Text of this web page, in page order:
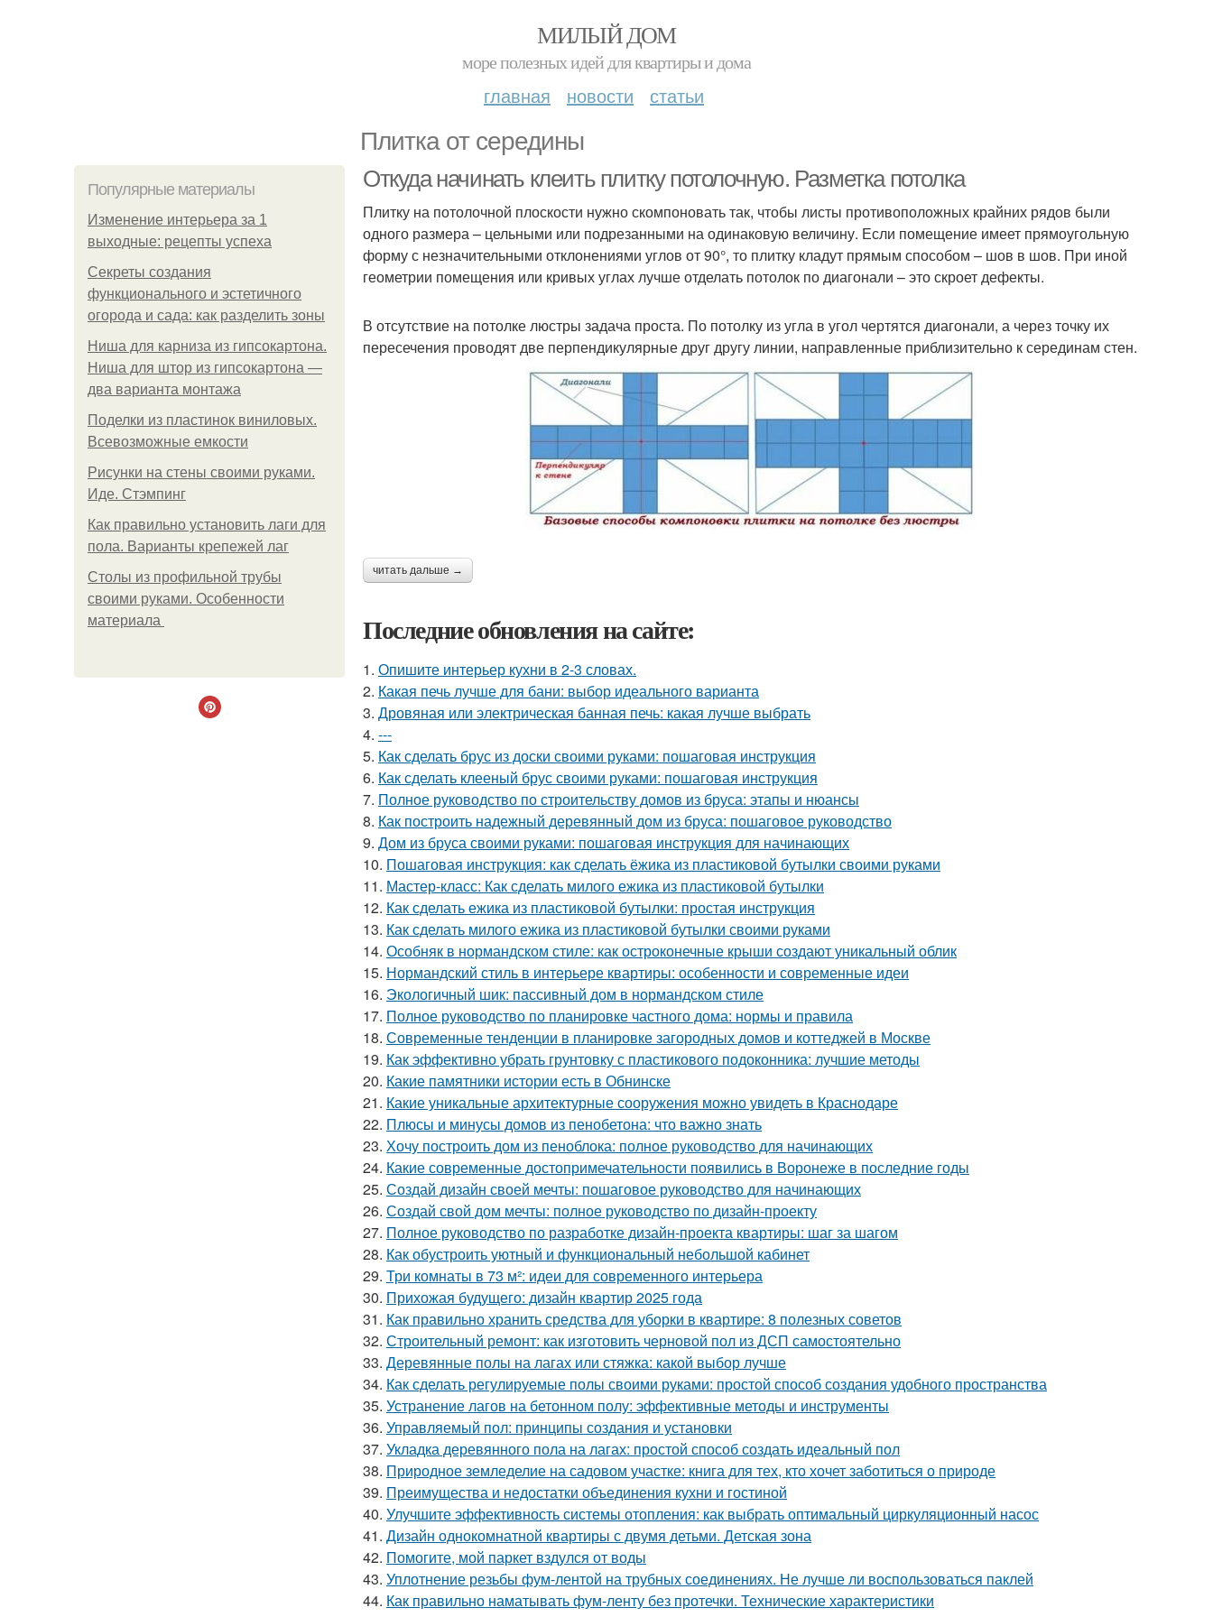
МИЛЫЙ ДОМ
море полезных идей для квартиры и дома
главная новости статьи
Плитка от середины
Популярные материалы
Изменение интерьера за 1
выходные: рецепты успеха
Секреты создания
функционального и эстетичного
огорода и сада: как разделить зоны
Ниша для карниза из гипсокартона.
Ниша для штор из гипсокартона —
два варианта монтажа
Поделки из пластинок виниловых.
Всевозможные емкости
Рисунки на стены своими руками.
Иде. Стэмпинг
Как правильно установить лаги для
пола. Варианты крепежей лаг
Столы из профильной трубы
своими руками. Особенности
материала
Откуда начинать клеить плитку потолочную. Разметка потолка
Плитку на потолочной плоскости нужно скомпоновать так, чтобы листы противоположных крайних рядов были
одного размера – цельными или подрезанными на одинаковую величину. Если помещение имеет прямоугольную
форму с незначительными отклонениями углов от 90°, то плитку кладут прямым способом – шов в шов. При иной
геометрии помещения или кривых углах лучше отделать потолок по диагонали – это скроет дефекты.
В отсутствие на потолке люстры задача проста. По потолку из угла в угол чертятся диагонали, а через точку их
пересечения проводят две перпендикулярные друг другу линии, направленные приблизительно к серединам стен.
читать дальше →
Последние обновления на сайте:
1. Опишите интерьер кухни в 2-3 словах.
2. Какая печь лучше для бани: выбор идеального варианта
3. Дровяная или электрическая банная печь: какая лучше выбрать
4. ---
5. Как сделать брус из доски своими руками: пошаговая инструкция
6. Как сделать клееный брус своими руками: пошаговая инструкция
7. Полное руководство по строительству домов из бруса: этапы и нюансы
8. Как построить надежный деревянный дом из бруса: пошаговое руководство
9. Дом из бруса своими руками: пошаговая инструкция для начинающих
10. Пошаговая инструкция: как сделать ёжика из пластиковой бутылки своими руками
11. Мастер-класс: Как сделать милого ежика из пластиковой бутылки
12. Как сделать ежика из пластиковой бутылки: простая инструкция
13. Как сделать милого ежика из пластиковой бутылки своими руками
14. Особняк в нормандском стиле: как остроконечные крыши создают уникальный облик
15. Нормандский стиль в интерьере квартиры: особенности и современные идеи
16. Экологичный шик: пассивный дом в нормандском стиле
17. Полное руководство по планировке частного дома: нормы и правила
18. Современные тенденции в планировке загородных домов и коттеджей в Москве
19. Как эффективно убрать грунтовку с пластикового подоконника: лучшие методы
20. Какие памятники истории есть в Обнинске
21. Какие уникальные архитектурные сооружения можно увидеть в Краснодаре
22. Плюсы и минусы домов из пенобетона: что важно знать
23. Хочу построить дом из пеноблока: полное руководство для начинающих
24. Какие современные достопримечательности появились в Воронеже в последние годы
25. Создай дизайн своей мечты: пошаговое руководство для начинающих
26. Создай свой дом мечты: полное руководство по дизайн-проекту
27. Полное руководство по разработке дизайн-проекта квартиры: шаг за шагом
28. Как обустроить уютный и функциональный небольшой кабинет
29. Три комнаты в 73 м²: идеи для современного интерьера
30. Прихожая будущего: дизайн квартир 2025 года
31. Как правильно хранить средства для уборки в квартире: 8 полезных советов
32. Строительный ремонт: как изготовить черновой пол из ДСП самостоятельно
33. Деревянные полы на лагах или стяжка: какой выбор лучше
34. Как сделать регулируемые полы своими руками: простой способ создания удобного пространства
35. Устранение лагов на бетонном полу: эффективные методы и инструменты
36. Управляемый пол: принципы создания и установки
37. Укладка деревянного пола на лагах: простой способ создать идеальный пол
38. Природное земледелие на садовом участке: книга для тех, кто хочет заботиться о природе
39. Преимущества и недостатки объединения кухни и гостиной
40. Улучшите эффективность системы отопления: как выбрать оптимальный циркуляционный насос
41. Дизайн однокомнатной квартиры с двумя детьми. Детская зона
42. Помогите, мой паркет вздулся от воды
43. Уплотнение резьбы фум-лентой на трубных соединениях. Не лучше ли воспользоваться паклей
44. Как правильно наматывать фум-ленту без протечки. Технические характеристики